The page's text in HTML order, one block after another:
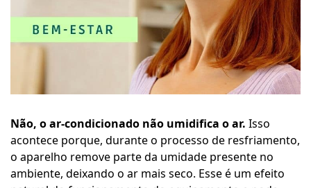
Não, o ar-condicionado não umidifica o ar. Isso
acontece porque, durante o processo de resfriamento,
o aparelho remove parte da umidade presente no
ambiente, deixando o ar mais seco. Esse é um efeito